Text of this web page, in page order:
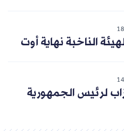
الناخبة نهاية أوت
لرئيس الجمهورية